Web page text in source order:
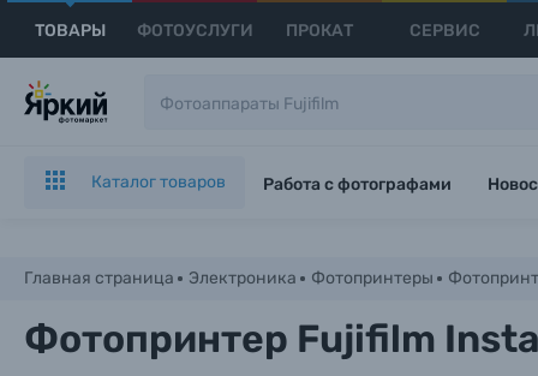
ТОВАРЫ ФОТОУСЛУГИ ПРОКАТ СЕРВИС
Каталог товаров Работа с фотографами
Главная страница Электроника Фотопринтеры
Фотопринтер Fujifilm